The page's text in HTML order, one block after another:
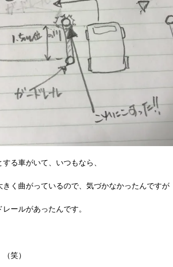
る車がいて、いつもなら、
く曲がっているので、気づかなかったんですが
ールがあったんです。
笑）